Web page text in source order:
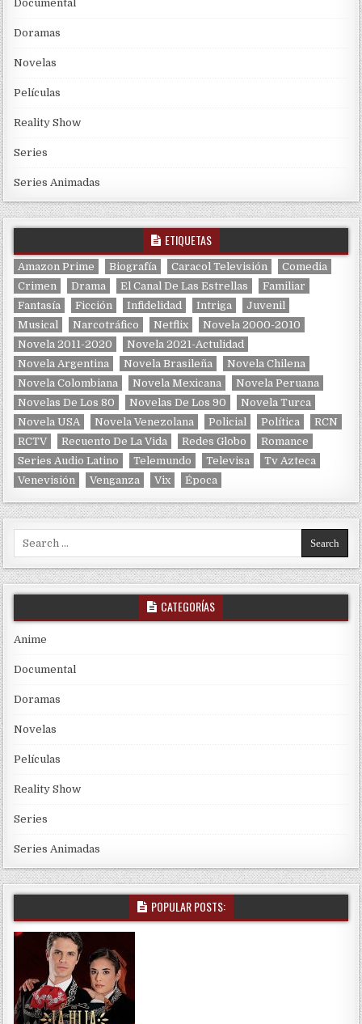
Documental
Doramas
Novelas
Películas
Reality Show
Series
Series Animadas
ETIQUETAS
Amazon Prime Biografía Caracol Televisión
Comedia
Crimen
Drama El Canal De Las Estrellas
Familiar
Fantasía
Ficción Infidelidad Intriga
Juvenil
Musical
Narcotráfico Netflix
Novela 2000-2010
Novela 2011-2020
Novela 2021-Actulidad
Novela Argentina
Novela Brasileña
Novela Chilena
Novela Colombiana
Novela Mexicana
Novela Peruana
Novelas De Los 80
Novelas De Los 90
Novela Turca
Novela USA
Novela Venezolana Policial Política
RCN
RCTV
Recuento De La Vida Redes Globo
Romance
Series Audio Latino
Telemundo Televisa
Tv Azteca
Venevisión
Venganza Vix Época
Search for:
CATEGORÍAS
Anime
Documental
Doramas
Novelas
Películas
Reality Show
Series
Series Animadas
POPULAR POSTS: